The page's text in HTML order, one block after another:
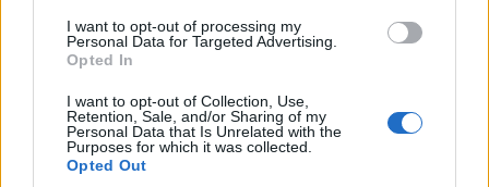
use your data for below specified purposes in below Google
consent section.
I want to opt-out of processing my
Personal Data for Targeted Advertising.
Opted In
I want to opt-out of Collection, Use,
Retention, Sale, and/or Sharing of my
Personal Data that Is Unrelated with the
Purposes for which it was collected.
Opted Out